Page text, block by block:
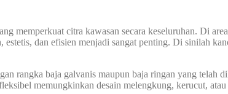
memperkuat citra kawasan secara keseluruhan. Di
dan efisien menjadi sangat penting. Di sinilah
rangka baja galvanis maupun baja ringan yang telah
memungkinkan desain melengkung, kerucut,